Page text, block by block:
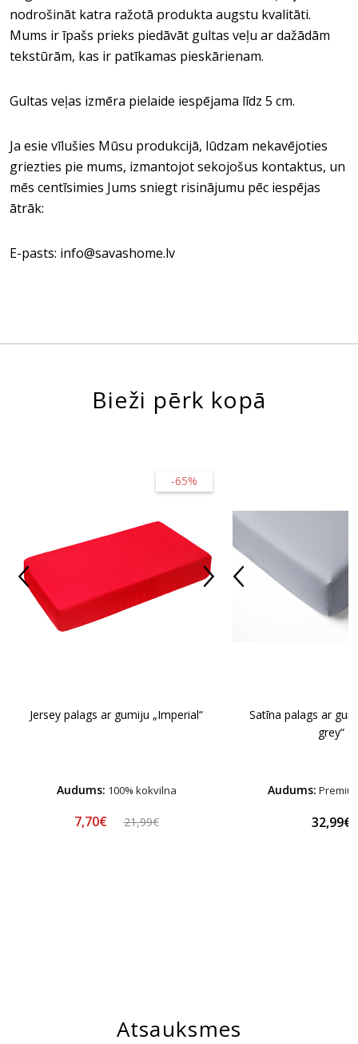
nodrošināt katra ražotā produkta augstu kvalitāti.
Mums ir īpašs prieks piedāvāt gultas veļu ar dažādām
tekstūrām, kas ir patīkamas pieskārienam.
Gultas veļas izmēra pielaide iespējama līdz 5 cm.
Ja esie vīlušies Mūsu produkcijā, lūdzam nekavējoties
griezties pie mums, izmantojot sekojošus kontaktus, un
mēs centīsimies Jums sniegt risinājumu pēc iespējas
ātrāk:
E-pasts: info@savashome.lv
Bieži pērk kopā
-65%
Jersey palags ar gumiju „Imperial“
Audums: 100% kokvilna
7,70€ 21,99€
Satīna palags ar
grey“
Audums:
32,99€
Atsauksmes